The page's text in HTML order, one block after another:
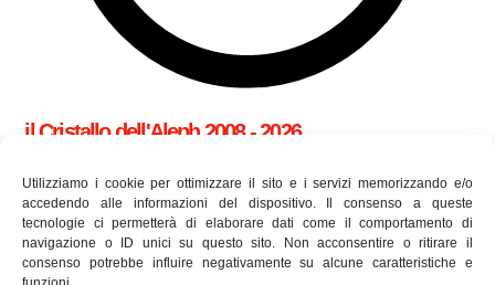
Utilizziamo i cookie per ottimizzare il sito e i servizi memorizzando e/o
accedendo alle informazioni del dispositivo. Il consenso a queste
tecnologie ci permetterà di elaborare dati come il comportamento di
navigazione o ID unici su questo sito. Non acconsentire o ritirare il
consenso potrebbe influire negativamente su alcune caratteristiche e
il Cristallo dell'Aleph 2008 - 2026
cookie policy (UE)
Utilizziamo i cookie per essere sicuri che tu possa avere la
migliore esperienza sul nostro sito. Se continui ad utilizzare